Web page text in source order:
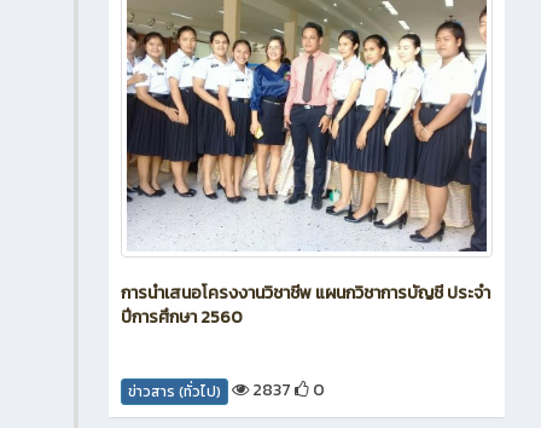
การนำเสนอโครงงานวิชาชีพ แผนกวิชาการบัญชี ประจำ
ปีการศึกษา 2560
ข่าวสาร (ทั่วไป) 2837 0